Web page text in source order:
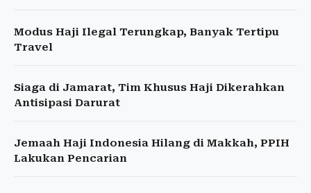
Modus Haji Ilegal Terungkap, Banyak Tertipu
Travel
Siaga di Jamarat, Tim Khusus Haji Dikerahkan
Antisipasi Darurat
Jemaah Haji Indonesia Hilang di Makkah, PPIH
Lakukan Pencarian